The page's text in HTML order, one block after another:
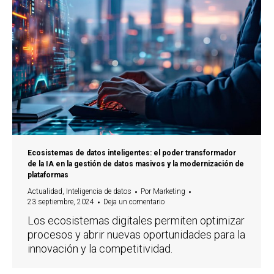
Ecosistemas de datos inteligentes: el poder transformador
de la IA en la gestión de datos masivos y la modernización de
plataformas
Actualidad, Inteligencia de datos Por Marketing
23 septiembre, 2024
Deja un comentario
Los ecosistemas digitales permiten optimizar
procesos y abrir nuevas oportunidades para la
innovación y la competitividad.